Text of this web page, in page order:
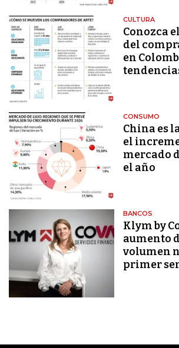
CULTURA
Conozca
del
en
CONSUMO
China es
el
mercado
el año
BANCOS
Klym by
aumento
volumen
primer